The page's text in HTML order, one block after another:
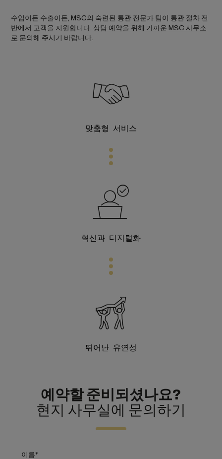
수입이든 수출이든, MSC의 숙련된 통관 전문가 팀이 통관 절차 전
반에서 고객을 지원합니다. 상담 예약을 위해 가까운 MSC 사무소
로 문의해 주시기 바랍니다.
맞춤형 서비스
혁신과 디지털화
뛰어난 유연성
예약할 준비되셨나요?
현지 사무실에 문의하기
이름*